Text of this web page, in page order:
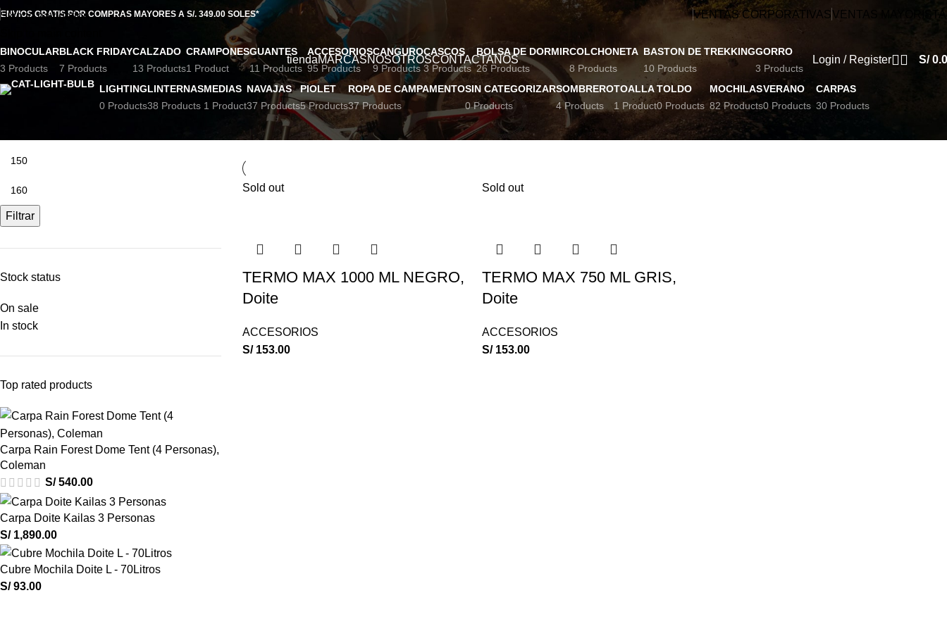
Skip to navigation
NUEVOS INGRESOS COLUMBIA, DOITE Y OSPREY
ENVIOS GRATIS POR COMPRAS MAYORES A S/. 349.00 SOLES* VENTAS CORPORATIVASVENTAS
tiendaMARCASNOSOTROSCONTACTANOS Login / Register S/
Tomatodo
BINOCULAR
3 Products
BLACK FRIDAY
7 Products
CALZADO
13 Products
CRAMPONES
1 Product
GUANTES
11 Products
ACCESORIOS
95 Products
CANGURO
9 Products
CASCOS
3 Products
BOLSA DE DORMIR
26 Products
COLCHONETA
8 Products
BASTON DE TREKKING
10 Products
GORRO
3 Products
LIGHTING
0 Products
LINTERNAS
38 Products
MEDIAS
1 Product
NAVAJAS
37 Products
PIOLET
5 Products
ROPA DE CAMPAMENTO
37 Products
SIN CATEGORIZAR
0 Products
SOMBRERO
4 Products
TOALLA
1 Product
TOLDO
0 Products
MOCHILAS
82 Products
VERANO
0 Products
CARPAS
30 Products
Filtrar
Stock status
On sale
In stock
Top rated products
Carpa Rain Forest Dome Tent (4 Personas),
Coleman
S/540.00
Carpa Doite Kailas 3 Personas
S/1,890.00
Cubre Mochila Doite L - 70Litros
S/93.00
Inicio Productos etiquetados “Tomatodo” Show 9 12 18 24
Sold out
TERMO MAX 1000 ML NEGRO,
Doite
ACCESORIOS
S/153.00
Sold out
TERMO MAX 750 ML GRIS,
Doite
ACCESORIOS
S/153.00